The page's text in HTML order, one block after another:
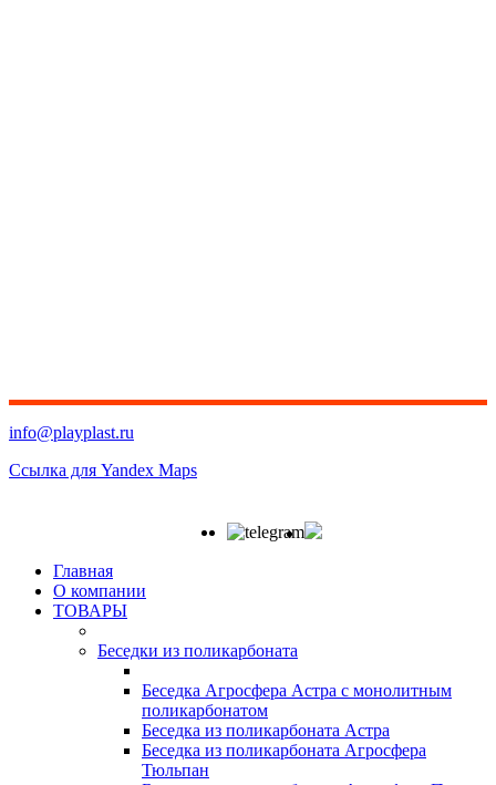
info@playplast.ru
Ссылка для Yandex Maps
Главная
О компании
ТОВАРЫ
Беседки из поликарбоната
Беседка Агросфера Астра с монолитным
поликарбонатом
Беседка из поликарбоната Астра
Беседка из поликарбоната Агросфера
Тюльпан